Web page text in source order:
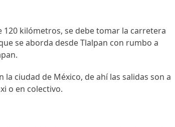
kilómetros, se debe tomar la carretera
se aborda desde Tlalpan con rumbo a
ciudad de México, de ahí las salidas son a
o en colectivo.